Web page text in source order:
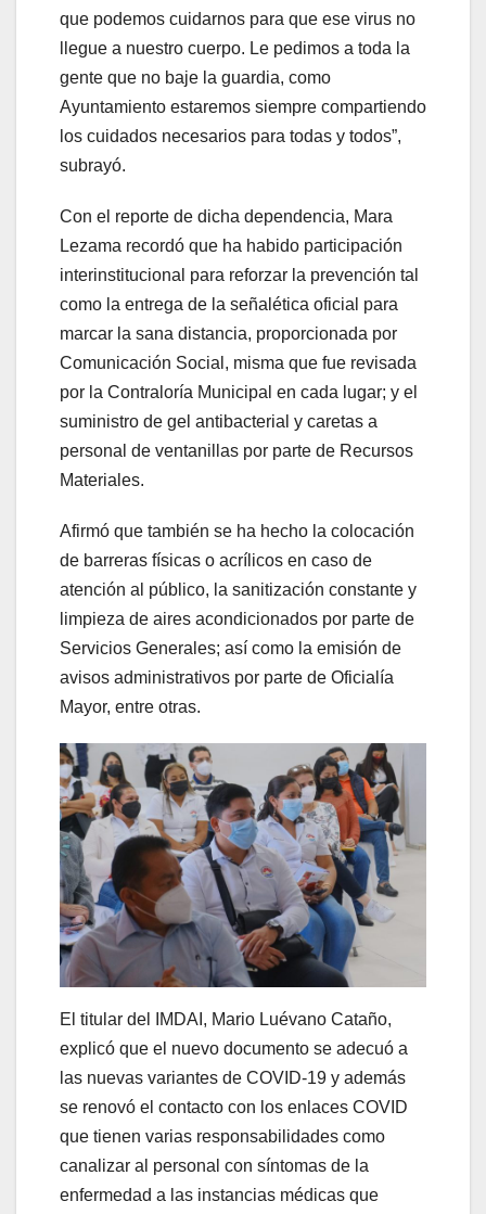
que podemos cuidarnos para que ese virus no
llegue a nuestro cuerpo. Le pedimos a toda la
gente que no baje la guardia, como
Ayuntamiento estaremos siempre compartiendo
los cuidados necesarios para todas y todos”,
subrayó.
Con el reporte de dicha dependencia, Mara
Lezama recordó que ha habido participación
interinstitucional para reforzar la prevención tal
como la entrega de la señalética oficial para
marcar la sana distancia, proporcionada por
Comunicación Social, misma que fue revisada
por la Contraloría Municipal en cada lugar; y el
suministro de gel antibacterial y caretas a
personal de ventanillas por parte de Recursos
Materiales.
Afirmó que también se ha hecho la colocación
de barreras físicas o acrílicos en caso de
atención al público, la sanitización constante y
limpieza de aires acondicionados por parte de
Servicios Generales; así como la emisión de
avisos administrativos por parte de Oficialía
Mayor, entre otras.
El titular del IMDAI, Mario Luévano Cataño,
explicó que el nuevo documento se adecuó a
las nuevas variantes de COVID-19 y además
se renovó el contacto con los enlaces COVID
que tienen varias responsabilidades como
canalizar al personal con síntomas de la
enfermedad a las instancias médicas que